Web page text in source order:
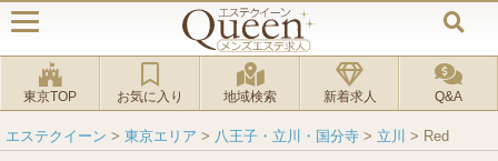
東京TOP お気に入り 地域検索 新着求人 Q&A
エステクイーン > 東京エリア > 八王子・立川・国分寺 > 立川 > Red